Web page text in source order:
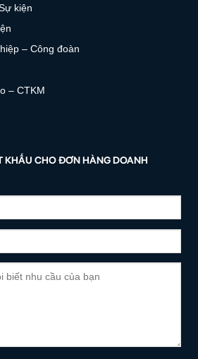
kiện
– Công đoàn
– CTKM
KHẤU CHO ĐƠN HÀNG DOANH